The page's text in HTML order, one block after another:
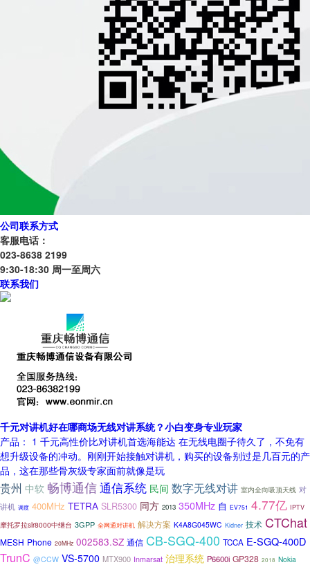
公司联系方式
客服电话：
023-8638 2199
9:30-18:30 周一至周六
联系我们
千元对讲机好在哪商场无线对讲系统？小白变身专业玩家
产品： 1 千元高性价比对讲机首选海能达 在无线电圈子待久了，不免有
想升级设备的冲动。刚刚开始接触对讲机，购买的设备别过是几百元的产
品，这在那些骨灰级专家面前就像是玩
贵州 中软 畅博通信通信系统 民间 数字无线对讲 室内全向吸顶天线 对
讲机 调度 400MHz TETRA SLR5300 同方 2013 350MHz 自 EV751 4.77亿 IPTV
摩托罗拉slr8000中继台 3GPP 全网通对讲机 解决方案 K4A8G045WC Kidner 技术 CTChat
MESH Phone 20MHz 002583.SZ 通信 CB-SGQ-400 TCCA E-SGQ-400D
TrunC @CCW VS-5700 MTX900 Inmarsat 治理系统 P6600i GP328 2018 Nokia